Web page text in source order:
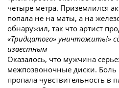
четыре метра. Приземлился
попала не на маты, а на
обнаружил, так что артист
«Тридцатого» уничтожить!»
известным
Оказалось, что мужчина
межпозвоночные диски. Боль
пропала чувствительность в